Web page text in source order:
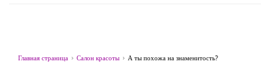
Главная страница Салон красоты А ты похожа на знаменитость?